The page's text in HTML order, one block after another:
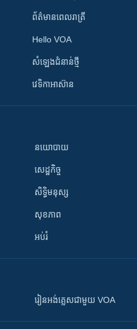
ព័ត៌មាន​​ពេល​រាត្រី
Hello VOA
សំឡេង​ជំនាន់​ថ្មី
វេទិកា​អាស៊ាន
នយោបាយ
សេដ្ឋកិច្ច
សិទ្ធិមនុស្ស
សុខភាព
អប់រំ
រៀន​​​​​​អង់គ្លេស​​ជាមួយ VOA